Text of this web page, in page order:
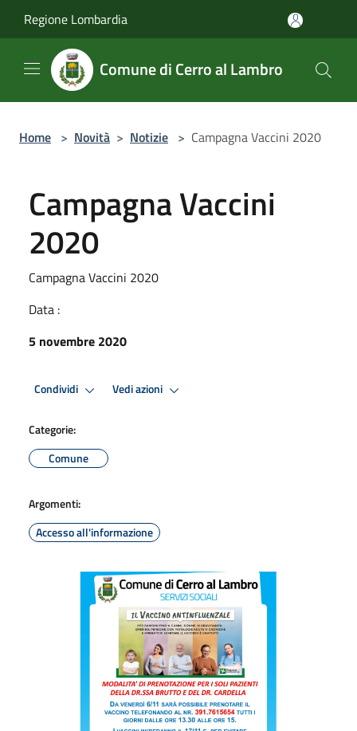
Regione Lombardia
Comune di Cerro al Lambro
Home > Novità > Notizie > Campagna Vaccini 2020
Campagna Vaccini
2020
Campagna Vaccini 2020
Data :
5 novembre 2020
Condividi Vedi azioni
Categorie:
Comune
Argomenti:
Accesso all'informazione